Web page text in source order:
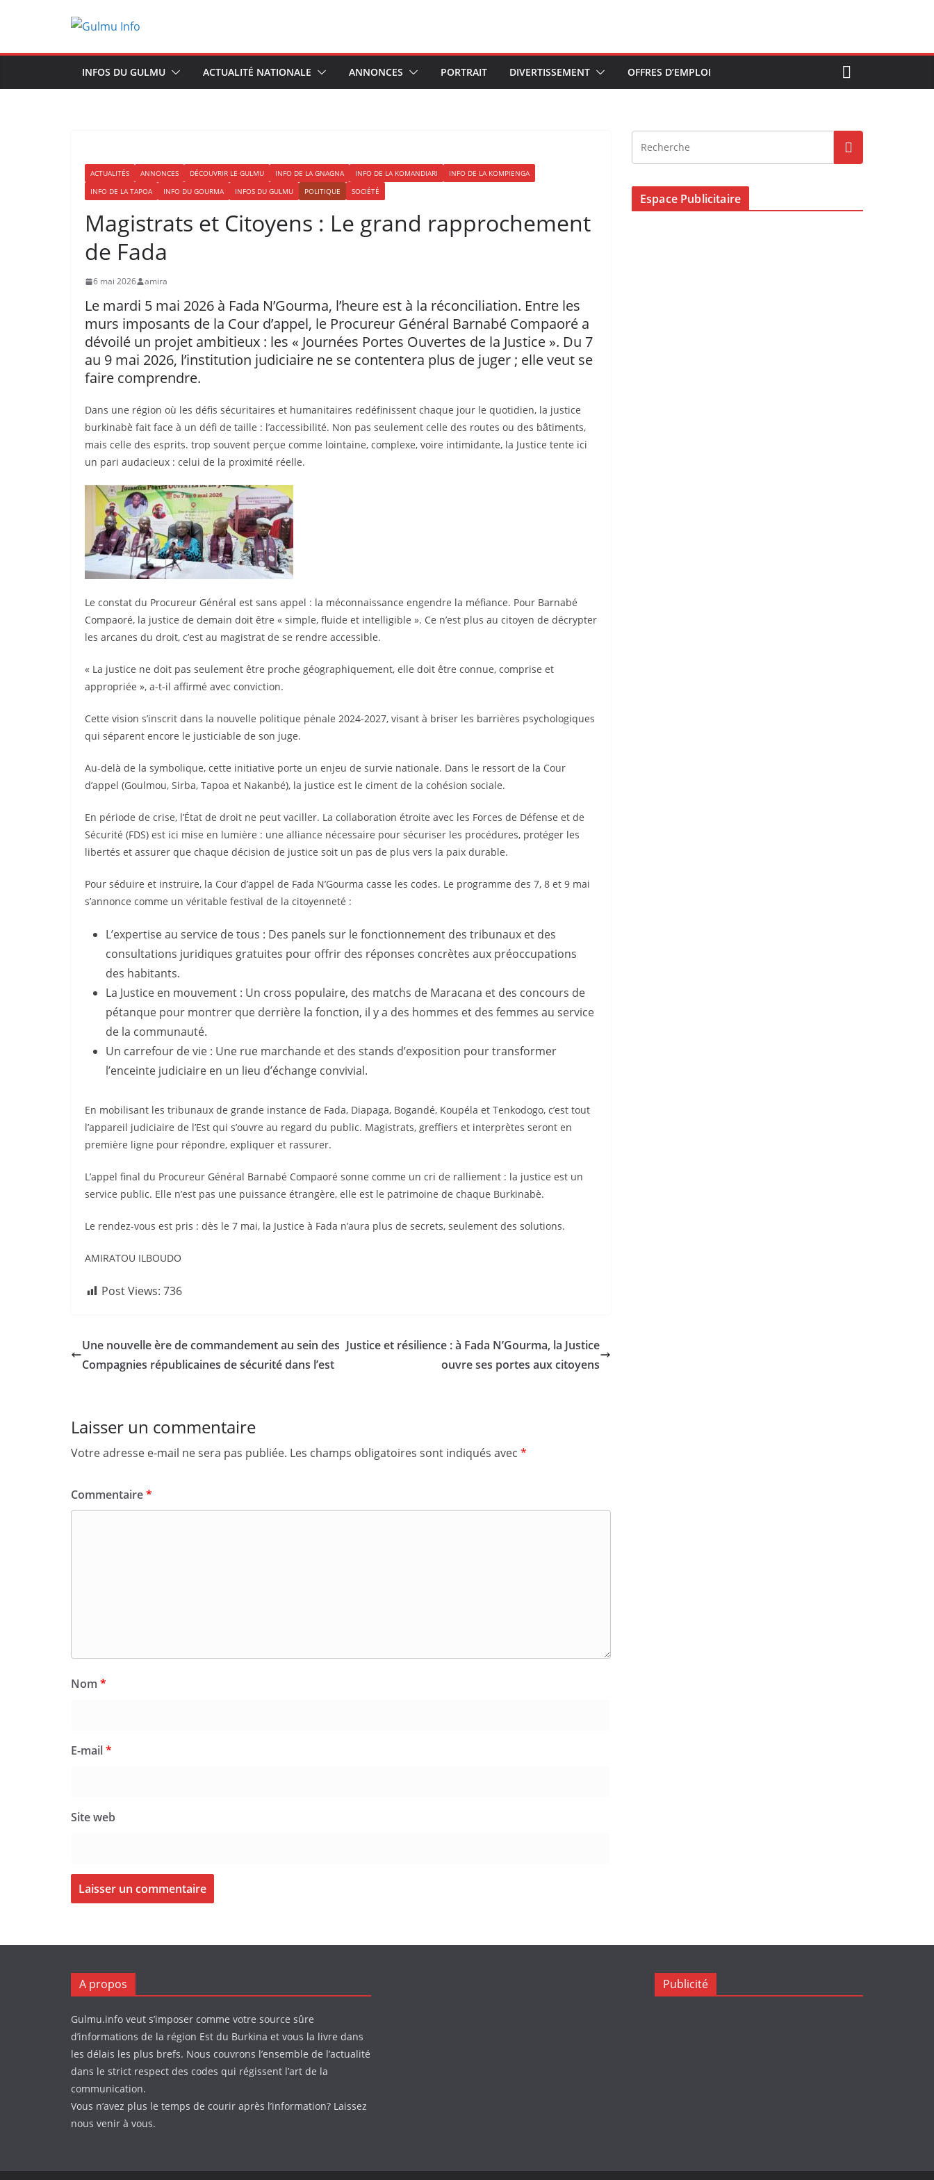
INFOS DU GULMU ACTUALITÉ NATIONALE ANNONCES PORTRAIT DIVERTISSEMENT OFFRES D’EMPLOI
ACTUALITÉS ANNONCES DÉCOUVRIR LE GULMU INFO DE LA GNAGNA INFO DE LA KOMANDIARI
INFO DE LA KOMPIENGA
INFO DE LA TAPOA
INFO DU GOURMA INFOS DU GULMU POLITIQUE SOCIÉTÉ
Magistrats et Citoyens : Le grand rapprochement
de Fada
6 mai 2026 amira
Le mardi 5 mai 2026 à Fada N’Gourma, l’heure est à la réconciliation. Entre les
murs imposants de la Cour d’appel, le Procureur Général Barnabé Compaoré a
dévoilé un projet ambitieux : les « Journées Portes Ouvertes de la Justice ». Du 7
au 9 mai 2026, l’institution judiciaire ne se contentera plus de juger ; elle veut se
faire comprendre.
Dans une région où les défis sécuritaires et humanitaires redéfinissent chaque jour le quotidien, la justice
burkinabè fait face à un défi de taille : l’accessibilité. Non pas seulement celle des routes ou des bâtiments,
mais celle des esprits. trop souvent perçue comme lointaine, complexe, voire intimidante, la Justice tente ici
un pari audacieux : celui de la proximité réelle.
Le constat du Procureur Général est sans appel : la méconnaissance engendre la méfiance. Pour Barnabé
Compaoré, la justice de demain doit être « simple, fluide et intelligible ». Ce n’est plus au citoyen de décrypter
les arcanes du droit, c’est au magistrat de se rendre accessible.
« La justice ne doit pas seulement être proche géographiquement, elle doit être connue, comprise et
appropriée », a-t-il affirmé avec conviction.
Cette vision s’inscrit dans la nouvelle politique pénale 2024-2027, visant à briser les barrières psychologiques
qui séparent encore le justiciable de son juge.
Au-delà de la symbolique, cette initiative porte un enjeu de survie nationale. Dans le ressort de la Cour
d’appel (Goulmou, Sirba, Tapoa et Nakanbé), la justice est le ciment de la cohésion sociale.
En période de crise, l’État de droit ne peut vaciller. La collaboration étroite avec les Forces de Défense et de
Sécurité (FDS) est ici mise en lumière : une alliance nécessaire pour sécuriser les procédures, protéger les
libertés et assurer que chaque décision de justice soit un pas de plus vers la paix durable.
Pour séduire et instruire, la Cour d’appel de Fada N’Gourma casse les codes. Le programme des 7, 8 et 9 mai
s’annonce comme un véritable festival de la citoyenneté :
L’expertise au service de tous : Des panels sur le fonctionnement des tribunaux et des
consultations juridiques gratuites pour offrir des réponses concrètes aux préoccupations
des habitants.
La Justice en mouvement : Un cross populaire, des matchs de Maracana et des concours de
pétanque pour montrer que derrière la fonction, il y a des hommes et des femmes au service
de la communauté.
Un carrefour de vie : Une rue marchande et des stands d’exposition pour transformer
l’enceinte judiciaire en un lieu d’échange convivial.
En mobilisant les tribunaux de grande instance de Fada, Diapaga, Bogandé, Koupéla et Tenkodogo, c’est tout
l’appareil judiciaire de l’Est qui s’ouvre au regard du public. Magistrats, greffiers et interprètes seront en
première ligne pour répondre, expliquer et rassurer.
L’appel final du Procureur Général Barnabé Compaoré sonne comme un cri de ralliement : la justice est un
service public. Elle n’est pas une puissance étrangère, elle est le patrimoine de chaque Burkinabè.
Le rendez-vous est pris : dès le 7 mai, la Justice à Fada n’aura plus de secrets, seulement des solutions.
AMIRATOU ILBOUDO
Post Views: 736
Une nouvelle ère de commandement au sein des
Compagnies républicaines de sécurité dans l’est
Justice et résilience : à Fada N’Gourma, la Justice
ouvre ses portes aux citoyens
Laisser un commentaire
Votre adresse e-mail ne sera pas publiée. Les champs obligatoires sont indiqués avec *
Commentaire*
Nom *
E-mail*
Site web
Espace Publicitaire
A propos
Gulmu.info veut s’imposer comme votre source sûre
d’informations de la région Est du Burkina et vous la livre dans
les délais les plus brefs. Nous couvrons l’ensemble de l’actualité
dans le strict respect des codes qui régissent l’art de la
communication.
Vous n’avez plus le temps de courir après l’information? Laissez
nous venir à vous.
Publicité